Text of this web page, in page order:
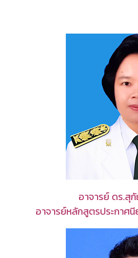
อาจารย์ ดร.
อาจารย์หลักสูตรประกา